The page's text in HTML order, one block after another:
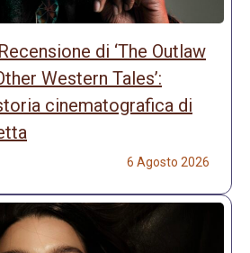
di ‘The Outlaw
Western Tales’:
cinematografica di
6 Agosto 2026